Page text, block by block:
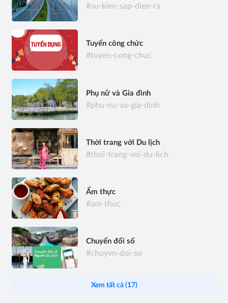
#su-kien-sap-dien-ra
Tuyển công chức
#tuyen-cong-chuc
Phụ nữ và Gia đình
#phu-nu-va-gia-dinh
Thời trang với Du lịch
#thoi-trang-voi-du-lich
Ẩm thực
#am-thuc
Chuyển đổi số
#chuyen-doi-so
Xem tất cả (17)